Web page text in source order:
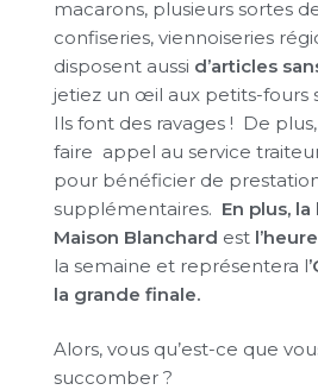
macarons, plusieurs sortes
confiseries, viennoiseries
disposent aussi d’articles
jetiez un œil aux petits-fours
Ils font des ravages ! De
faire appel au service
pour bénéficier de
supplémentaires. En plus,
Maison Blanchard est
la semaine et représentera l
la grande finale.
Alors, vous qu’est-ce que
succomber ?